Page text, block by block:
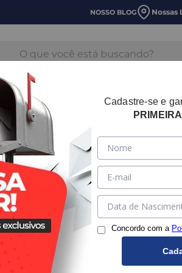
NOSSO BLOG Nossas
HIDRÁULICA TUBOS E CONEXOES
Cadastre-se e
Concordo com a